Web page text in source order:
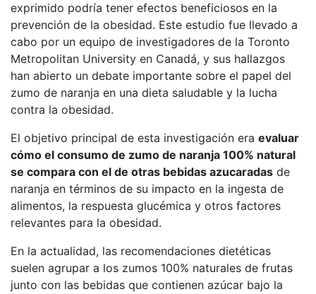
exprimido podría tener efectos beneficiosos en la
prevención de la obesidad. Este estudio fue llevado a
cabo por un equipo de investigadores de la Toronto
Metropolitan University en Canadá, y sus hallazgos
han abierto un debate importante sobre el papel del
zumo de naranja en una dieta saludable y la lucha
contra la obesidad.
El objetivo principal de esta investigación era evaluar
cómo el consumo de zumo de naranja 100% natural
se compara con el de otras bebidas azucaradas de
naranja en términos de su impacto en la ingesta de
alimentos, la respuesta glucémica y otros factores
relevantes para la obesidad.
En la actualidad, las recomendaciones dietéticas
suelen agrupar a los zumos 100% naturales de frutas
junto con las bebidas que contienen azúcar bajo la